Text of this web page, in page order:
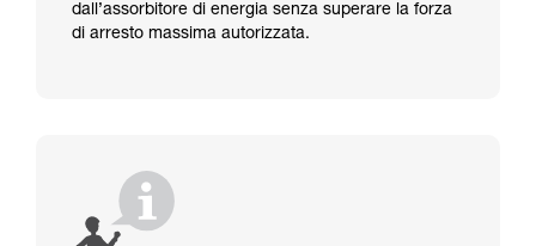
dall’assorbitore di energia senza superare la forza
di arresto massima autorizzata.